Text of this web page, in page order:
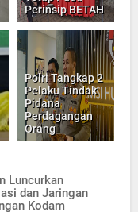
Perinsip BETAH
Polri Tangkap 2
Pelaku Tindak
Pidana
Perdagangan
Orang
Luncurkan
dan Jaringan
Kodam